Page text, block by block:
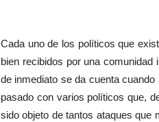
Cada uno de los políticos que
bien recibidos por una
de inmediato se da cuenta
pasado con varios políticos que,
sido objeto de tantos ataques que